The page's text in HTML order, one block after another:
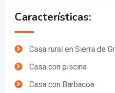
Características:
Casa rural en Sierra de
Casa con piscina
Casa con Barbacoa